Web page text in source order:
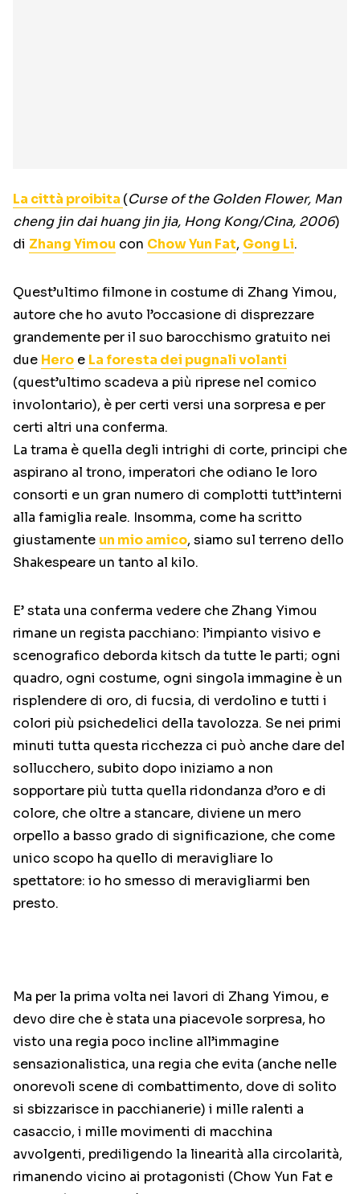
La città proibita (Curse of the Golden Flower, Man
cheng jin dai huang jin jia, Hong Kong/Cina, 2006)
di Zhang Yimou con Chow Yun Fat, Gong Li.
Quest’ultimo filmone in costume di Zhang Yimou,
autore che ho avuto l’occasione di disprezzare
grandemente per il suo barocchismo gratuito nei
due Hero e La foresta dei pugnali volanti
(quest’ultimo scadeva a più riprese nel comico
involontario), è per certi versi una sorpresa e per
certi altri una conferma.
La trama è quella degli intrighi di corte, principi che
aspirano al trono, imperatori che odiano le loro
consorti e un gran numero di complotti tutt’interni
alla famiglia reale. Insomma, come ha scritto
giustamente un mio amico, siamo sul terreno dello
Shakespeare un tanto al kilo.
E’ stata una conferma vedere che Zhang Yimou
rimane un regista pacchiano: l’impianto visivo e
scenografico deborda kitsch da tutte le parti; ogni
quadro, ogni costume, ogni singola immagine è un
risplendere di oro, di fucsia, di verdolino e tutti i
colori più psichedelici della tavolozza. Se nei primi
minuti tutta questa ricchezza ci può anche dare del
sollucchero, subito dopo iniziamo a non
sopportare più tutta quella ridondanza d’oro e di
colore, che oltre a stancare, diviene un mero
orpello a basso grado di significazione, che come
unico scopo ha quello di meravigliare lo
spettatore: io ho smesso di meravigliarmi ben
presto.
Ma per la prima volta nei lavori di Zhang Yimou, e
devo dire che è stata una piacevole sorpresa, ho
visto una regia poco incline all’immagine
sensazionalistica, una regia che evita (anche nelle
onorevoli scene di combattimento, dove di solito
si sbizzarisce in pacchianerie) i mille ralenti a
casaccio, i mille movimenti di macchina
avvolgenti, prediligendo la linearità alla circolarità,
rimanendo vicino ai protagonisti (Chow Yun Fat e